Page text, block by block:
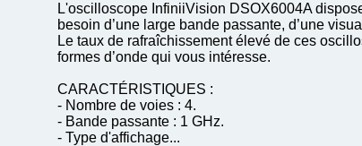
L'oscilloscope InfiniiVision DSOX6004A
besoin d’une large bande passante, d’une
Le taux de rafraîchissement élevé de ces
formes d’onde qui vous intéresse.
CARACTÉRISTIQUES :
- Nombre de voies : 4.
- Bande passante : 1 GHz.
- Type d'affichage...